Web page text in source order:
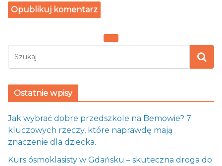
Ostatnie wpisy
Jak wybrać dobre przedszkole na Bemowie? 7
kluczowych rzeczy, które naprawdę mają
znaczenie dla dziecka.
Kurs ósmoklasisty w Gdańsku – skuteczna droga do